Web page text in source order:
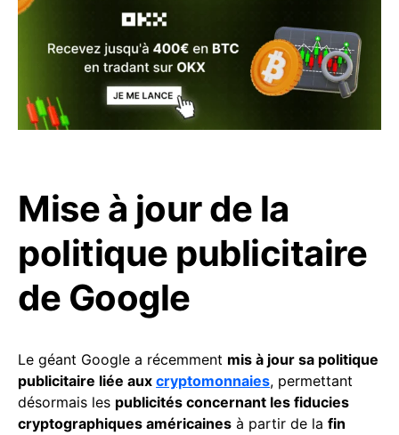
Mise à jour de la
politique publicitaire
de Google
Le géant Google a récemment mis à jour sa politique
publicitaire liée aux cryptomonnaies, permettant
désormais les publicités concernant les fiducies
cryptographiques américaines à partir de la fin